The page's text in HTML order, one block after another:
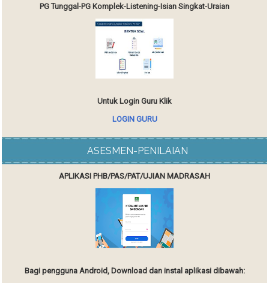
PG Tunggal-PG Komplek-Listening-Isian Singkat-Uraian
Untuk Login Guru Klik
LOGIN GURU
ASESMEN-PENILAIAN
APLIKASI PHB/PAS/PAT/UJIAN MADRASAH
Bagi pengguna Android, Download dan instal aplikasi dibawah: